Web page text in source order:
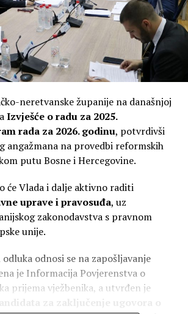
neretvanske županije na današnjoj
Izvješće o radu za 2025.
rada za 2026. godinu, potvrdivši
angažmana na provedbi reformskih
putu Bosne i Hercegovine.
će Vlada i dalje aktivno raditi
uprave i pravosuđa, uz
zakonodavstva s pravnom
unije.
odnosi se na zapošljavanje
je Informacija Povjerenstva o
prijema vježbenika, a utvrđen je